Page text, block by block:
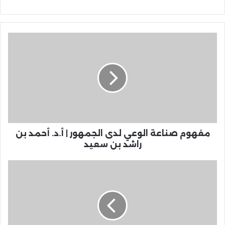
مفهوم صناعة الوعي لدى الجمهور | أ.د. أحمد بن
راشد بن سعيد